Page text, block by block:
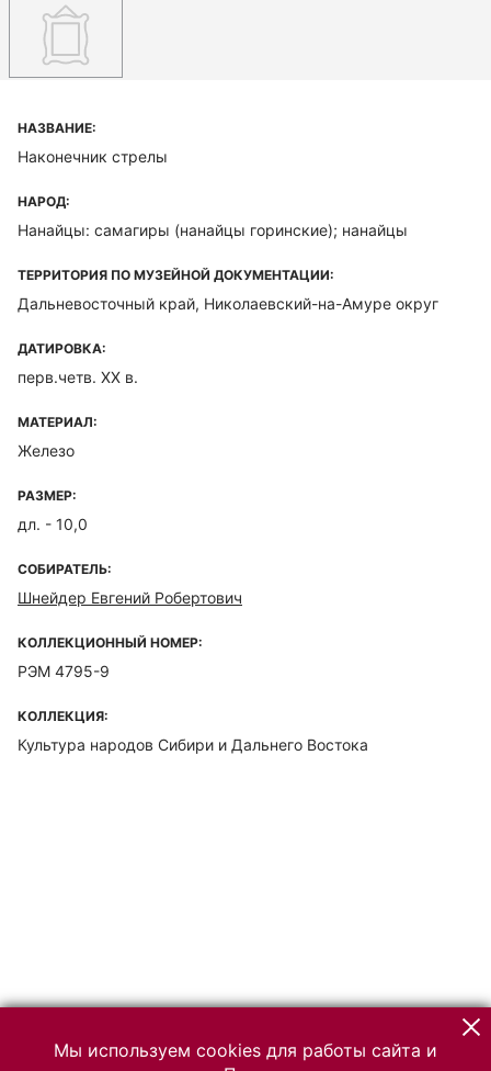
НАЗВАНИЕ:
Наконечник стрелы
НАРОД:
Нанайцы: самагиры (нанайцы горинские); нанайцы
ТЕРРИТОРИЯ ПО МУЗЕЙНОЙ ДОКУМЕНТАЦИИ:
Дальневосточный край, Николаевский-на-Амуре округ
ДАТИРОВКА:
перв.четв. XX в.
МАТЕРИАЛ:
Железо
РАЗМЕР:
дл. - 10,0
СОБИРАТЕЛЬ:
Шнейдер Евгений Робертович
КОЛЛЕКЦИОННЫЙ НОМЕР:
РЭМ 4795-9
КОЛЛЕКЦИЯ:
Культура народов Сибири и Дальнего Востока
Мы используем cookies для работы сайта и